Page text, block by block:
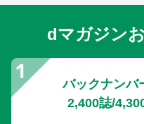
〔倉重篤郎のニュース
〔次代を動かす者たち
知事、「リーダーは希望
〔あの人への手紙〕光ち
〔読者から〕あれから
dマガジン
バックナンバ
2,400誌/